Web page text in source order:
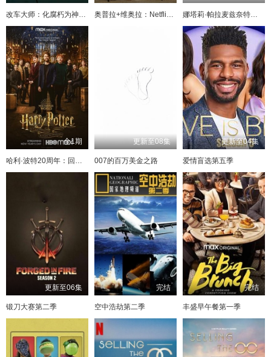
改车大师：化腐朽为神奇第一季 奥普拉+维奥拉：Netflix特别节目 娜塔莉·帕拉麦兹奈特的单人秀
全1期
哈利·波特20周年：回到霍格沃茨
更新至08集
007的百万美金之路
更新至04集
爱情盲选第五季
更新至06集
锻刀大赛第二季
完结
空中浩劫第二季
完结
丰盛早午餐第一季